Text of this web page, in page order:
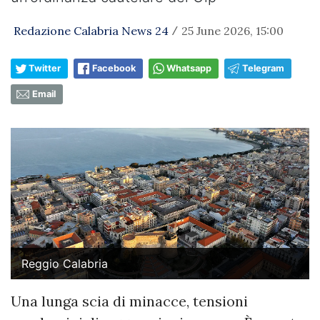
Redazione Calabria News 24 / 25 June 2026, 15:00
Twitter Facebook Whatsapp Telegram
Email
Reggio Calabria
Una lunga scia di minacce, tensioni